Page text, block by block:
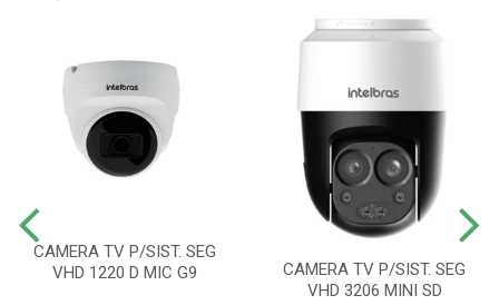
CAMERA TV P/SIST. SEG
VHD 1220 D MIC G9
CAMERA TV P/SIST. SEG
VHD 3206 MINI SD